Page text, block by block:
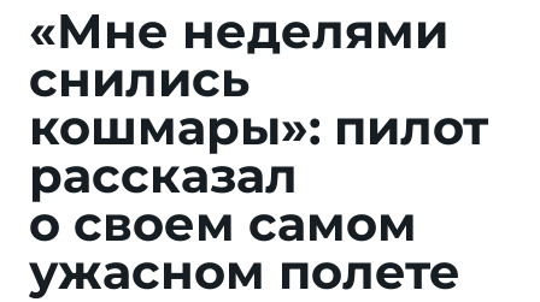
«Мне неделями
снились
кошмары»: пилот
рассказал
о своем самом
ужасном полете